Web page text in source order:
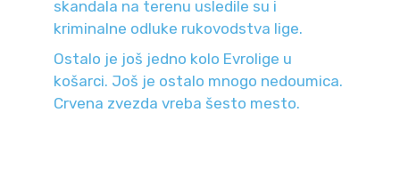
skandala na terenu usledile su i
kriminalne odluke rukovodstva lige.
Ostalo je još jedno kolo Evrolige u
košarci. Još je ostalo mnogo nedoumica.
Crvena zvezda vreba šesto mesto.